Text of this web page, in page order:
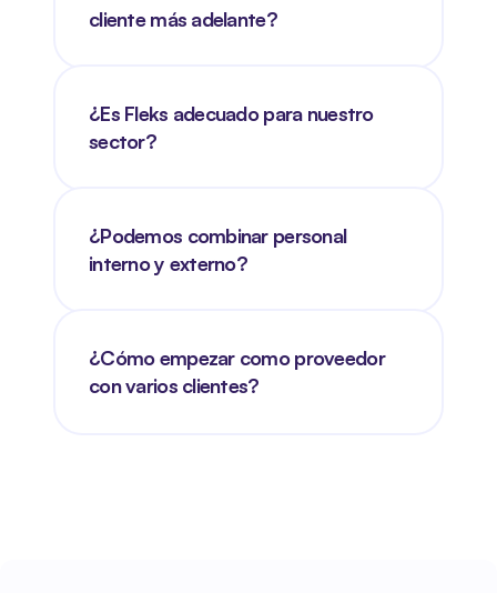
cliente más adelante?
¿Es Fleks adecuado para nuestro
sector?
¿Podemos combinar personal
interno y externo?
¿Cómo empezar como proveedor
con varios clientes?